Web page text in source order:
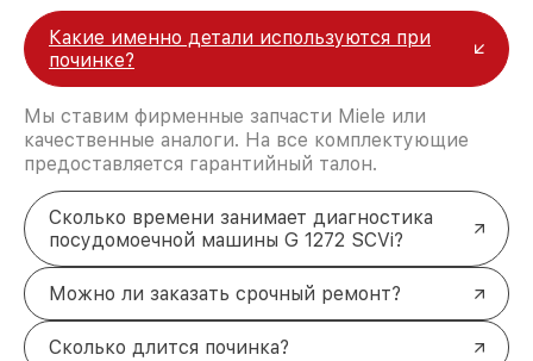
Какие именно детали используются при
починке?
Мы ставим фирменные запчасти Miele или
качественные аналоги. На все комплектующие
предоставляется гарантийный талон.
Сколько времени занимает диагностика
посудомоечной машины G 1272 SCVi?
Можно ли заказать срочный ремонт?
Сколько длится починка?